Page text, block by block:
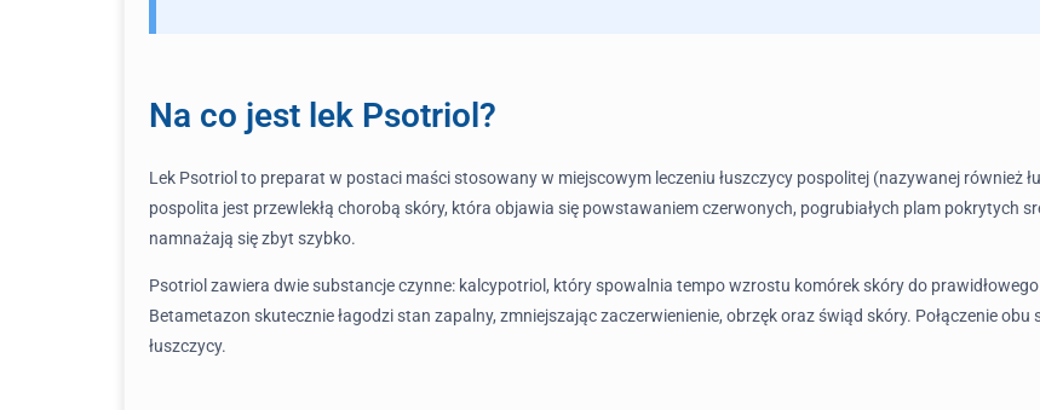
Na co jest lek Psotriol?
Lek Psotriol to preparat w postaci maści stosowany w miejscowym leczeniu łuszczycy pospolitej (nazywanej również
pospolita jest przewlekłą chorobą skóry, która objawia się powstawaniem czerwonych, pogrubiałych plam pokrytych
namnażają się zbyt szybko.
Psotriol zawiera dwie substancje czynne: kalcypotriol, który spowalnia tempo wzrostu komórek skóry do
Betametazon skutecznie łagodzi stan zapalny, zmniejszając zaczerwienienie, obrzęk oraz świąd skóry. Połączenie
łuszczycy.